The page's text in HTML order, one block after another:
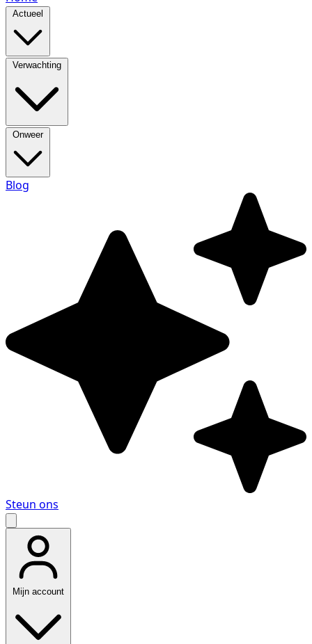
Actueel
Verwachting
Onweer
Blog
Steun ons
Mijn account